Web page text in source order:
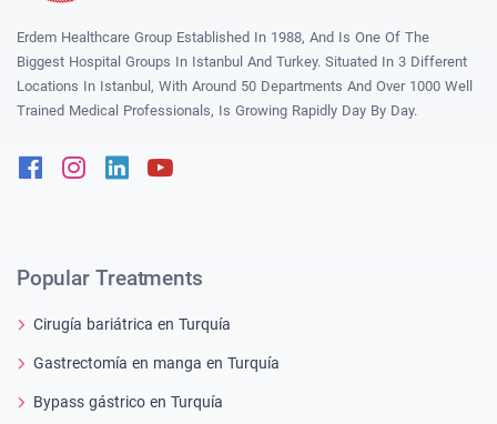
Erdem Healthcare Group Established In 1988, And Is One Of The
Biggest Hospital Groups In Istanbul And Turkey. Situated In 3 Different
Locations In Istanbul, With Around 50 Departments And Over 1000 Well
Trained Medical Professionals, Is Growing Rapidly Day By Day.
FacebookInstagram
Linkedin
Popular Treatments
Cirugía bariátrica en Turquía
Gastrectomía en manga en Turquía
Bypass gástrico en Turquía